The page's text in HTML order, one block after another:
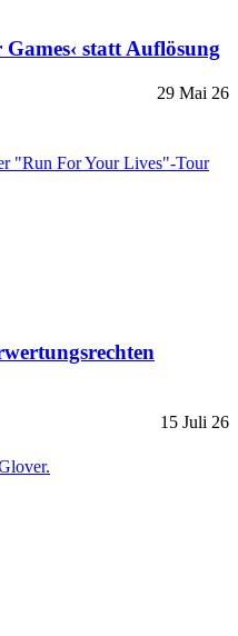
statt Auflösung
29 Mai 26
15 Juli 26